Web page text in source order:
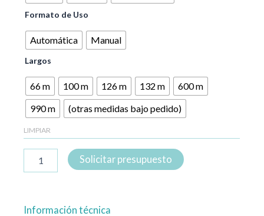
Formato de Uso
Automática Manual
Largos
66 m 100 m 126 m 132 m
600 m
990 m
(otras medidas bajo pedido)
LIMPIAR
Solicitar presupuesto
Información técnica